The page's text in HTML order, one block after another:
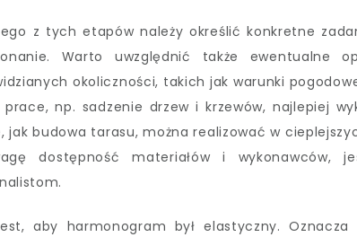
z tych etapów należy określić konkretne
Warto uwzględnić także ewentualne
okoliczności, takich jak warunki
np. sadzenie drzew i krzewów, najlepiej
jak budowa tarasu, można realizować w
dostępność materiałów i wykonawców,
aby harmonogram był elastyczny.